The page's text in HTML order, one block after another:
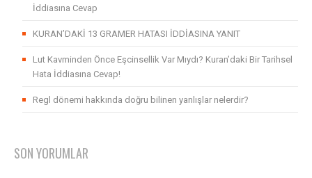
İddiasına Cevap
KURAN’DAKİ 13 GRAMER HATASI İDDİASINA YANIT
Lut Kavminden Önce Eşcinsellik Var Mıydı? Kuran’daki Bir Tarihsel
Hata İddiasına Cevap!
Regl dönemi hakkında doğru bilinen yanlışlar nelerdir?
SON YORUMLAR